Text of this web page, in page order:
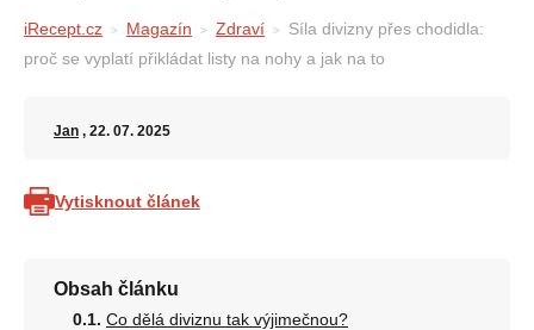
iRecept.cz Magazín Zdraví
Síla divizny přes chodidla:
proč se vyplatí přikládat listy na nohy a jak na to
Jan , 22. 07. 2025
Vytisknout článek
Obsah článku
Co dělá diviznu tak výjimečnou?